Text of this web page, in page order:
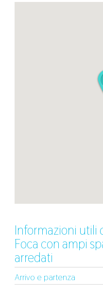
Informazioni utili
Foca con ampi
arredati
Arrivo e partenza